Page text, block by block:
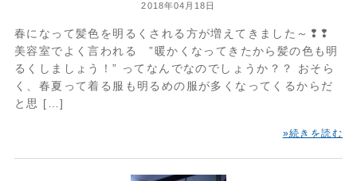
2018年04月18日
春になって髪色を明るくされる方が増えてきました～❢❢
美容室でよく言われる ”暖かくなってきたから髪の色も明
るくしましょう！” ってなんでなのでしょうか？？ おそら
く、春夏って着る服も明るめの服が多くなってくるからだ
と思 […]
»続きを読む